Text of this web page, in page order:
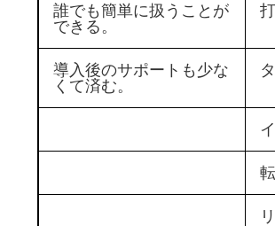
誰でも簡単に扱うことが
できる。
導入後のサポートも少な
くて済む。